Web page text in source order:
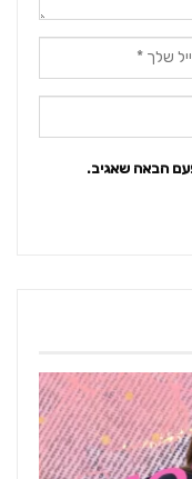
הבאה שאגיב.